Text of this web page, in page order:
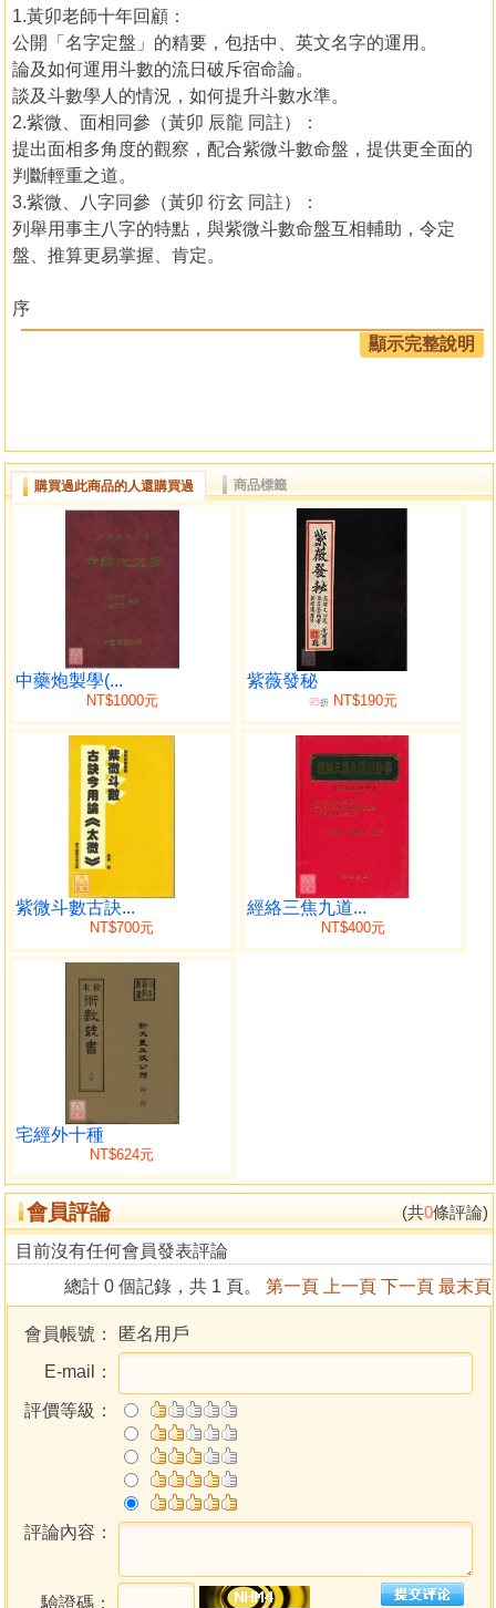
1.黃卯老師十年回顧：
公開「名字定盤」的精要，包括中、英文名字的運用。
論及如何運用斗數的流日破斥宿命論。
談及斗數學人的情況，如何提升斗數水準。
2.紫微、面相同參（黃卯 辰龍 同註）：
提出面相多角度的觀察，配合紫微斗數命盤，提供更全面的
判斷輕重之道。
3.紫微、八字同參（黃卯 衍玄 同註）：
列舉用事主八字的特點，與紫微斗數命盤互相輔助，令定
盤、推算更易掌握、肯定。
序
筆者由二○○一年開始，再度公開教授紫微斗數及為客人
都在蛻變中，和當年已有很大的分別。
為什麼？
原因很簡單，有了奇形怪狀的問題要面對，自然各方面
都要做出微調修正，方能克服困難。而又由於在修正的過程
中，有良性循環的效果出現，牽引出更多新增星曜及以前從
未想過、未曾證實的新手法。
十年前得「鼎大圖書」曾先生之助，筆者才能順利起步
發展至今，際此和「鼎大圖書」再度合作出版新書的機緣，
跟大家分享一下這十年的新發現，亦別具意義。
另外，經常有些具面相或八字底子的朋友，問及究竟有
沒有可能將斗數面相同參或斗數八字同參呢？答案是肯定
的；本書為此亦邀來兩位擅於此道的學員，經筆者和他們多
番商議後，得出一些深入淺出的重點及寫法，務求令到本書
讀者能夠簡單地掌握當中竅門，並能確切執行於實際的算命
過程當中。
十年回顧 黃卯
◎重案啟發新思維
◎名字帶出新星曜
◎舉一反三說名字
◎名字引伸出動物
◎斗數學人的狀況
◎邏輯破斥宿命論
◎斗數流日集體觀
◎知道不等於做到
◎熟能生巧靠練習
◎勞而有獲進度顯
斗數面相。同參之道 黃卯、辰龍 同註
◎五術分科各有所長
看以矛盾實質反映世情
學習相學的進路
從宏觀到微觀
◎年歲篇
中間分界，而立前後論好壞
「三分說」邁向細微
面形配合紫微斗數的用法
相同部位，不同演譯
九執流相人術
顯示完整說明
購買過此商品的人還購買過 商品標籤
中藥炮製學(...
NT$1000元
紫薇發秘
95折NT$190元
紫微斗數古訣...
NT$700元
經絡三焦九道...
NT$400元
宅經外十種
NT$624元
會員評論 (共0條評論)
目前沒有任何會員發表評論
總計 0 個記錄，共 1 頁。 第一頁 上一頁 下一頁 最末頁
會員帳號：
匿名用戶
E-mail：
評價等級：
評論內容：
驗證碼：